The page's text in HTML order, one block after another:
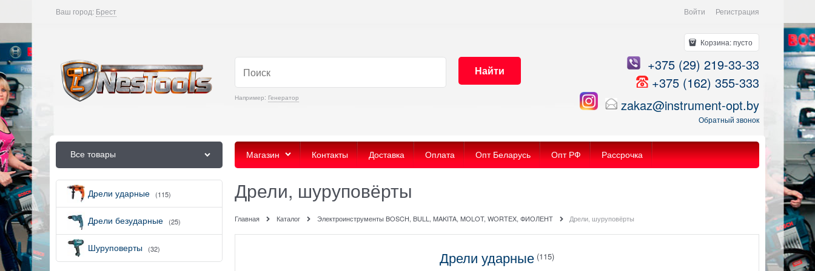
Ваш город: Брест Войти Регистрация
Например: Генератор
Найти
Корзина:пусто
+375 (29) 219-33-33
+375 (162) 355-333
zakaz@instrument-opt.by
Обратный звонок
Все товары Магазин Контакты Доставка Оплата Опт Беларусь Опт РФ Рассрочка
Дрели ударные (115)
Дрели безударные (25)
Шуруповерты (32)
Дрели, шуруповёрты
Главная Каталог Электроинструменты BOSCH, BULL, MAKITA, MOLOT, WORTEX, ФИОЛЕНТ Дрели, шуруповёрты
Дрели ударные (115)